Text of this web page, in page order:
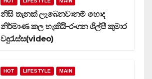
නිසි තැනක් ලැබෙනවානම් හොද
නිර්මාණ කල හැකියි-රංගන ශිල්පී කුමාර
වදුරැස්ස(video)
HOT LIFESTYLE MAIN